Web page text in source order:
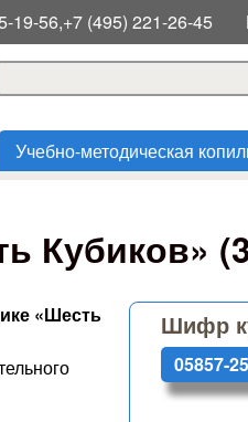
19-56,+7 (495) 221-26-45
поиска
Учебно-методическая
Кубиков»
«Шесть
Шифр
05857-